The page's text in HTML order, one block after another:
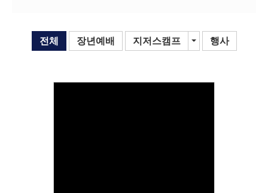
전체 장년예배 지저스캠프 Toggle Dropdown
행사